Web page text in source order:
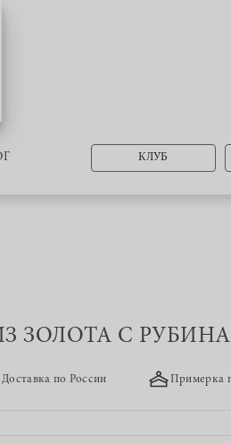
КЛУБ
ЗОЛОТА С
Доставка по России Примерка